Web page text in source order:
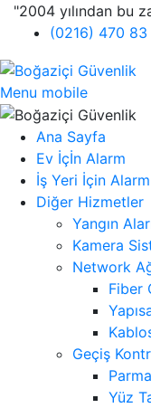
"2004 yılından bu
(0216) 470 83
Menu mobile
Ana Sayfa
Ev İçİn Alarm
İş Yeri İçin Alarm
Diğer Hizmetler
Yangın
Kamera
Network
Fiber
Geçiş
Yüz